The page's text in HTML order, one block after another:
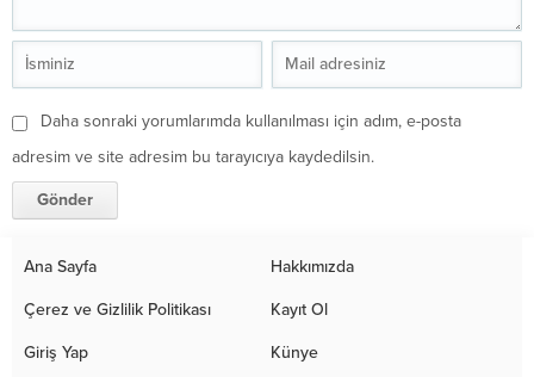
Daha sonraki yorumlarımda kullanılması için adım, e-posta
adresim ve site adresim bu tarayıcıya kaydedilsin.
Ana Sayfa Hakkımızda
Çerez ve Gizlilik Politikası Kayıt Ol
Giriş Yap Künye